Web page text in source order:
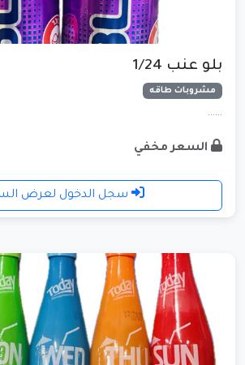
بلو عنب 1/24
مشروبات طاقه
......
السعر مخفي
سجل الدخول لعرض